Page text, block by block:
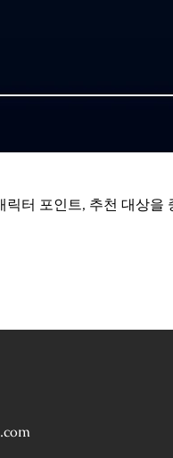
터 포인트, 추천 대상